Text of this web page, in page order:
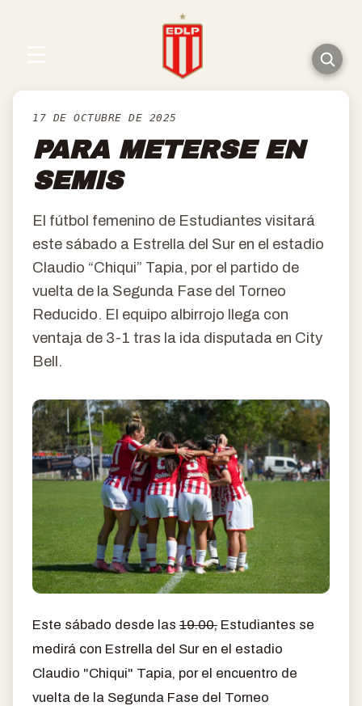
17 DE OCTUBRE DE 2025
PARA METERSE EN
SEMIS
El fútbol femenino de Estudiantes visitará
este sábado a Estrella del Sur en el estadio
Claudio “Chiqui” Tapia, por el partido de
vuelta de la Segunda Fase del Torneo
Reducido. El equipo albirrojo llega con
ventaja de 3-1 tras la ida disputada en City
Bell.
Este sábado desde las 19.00, Estudiantes se
medirá con Estrella del Sur en el estadio
Claudio "Chiqui" Tapia, por el encuentro de
vuelta de la Segunda Fase del Torneo